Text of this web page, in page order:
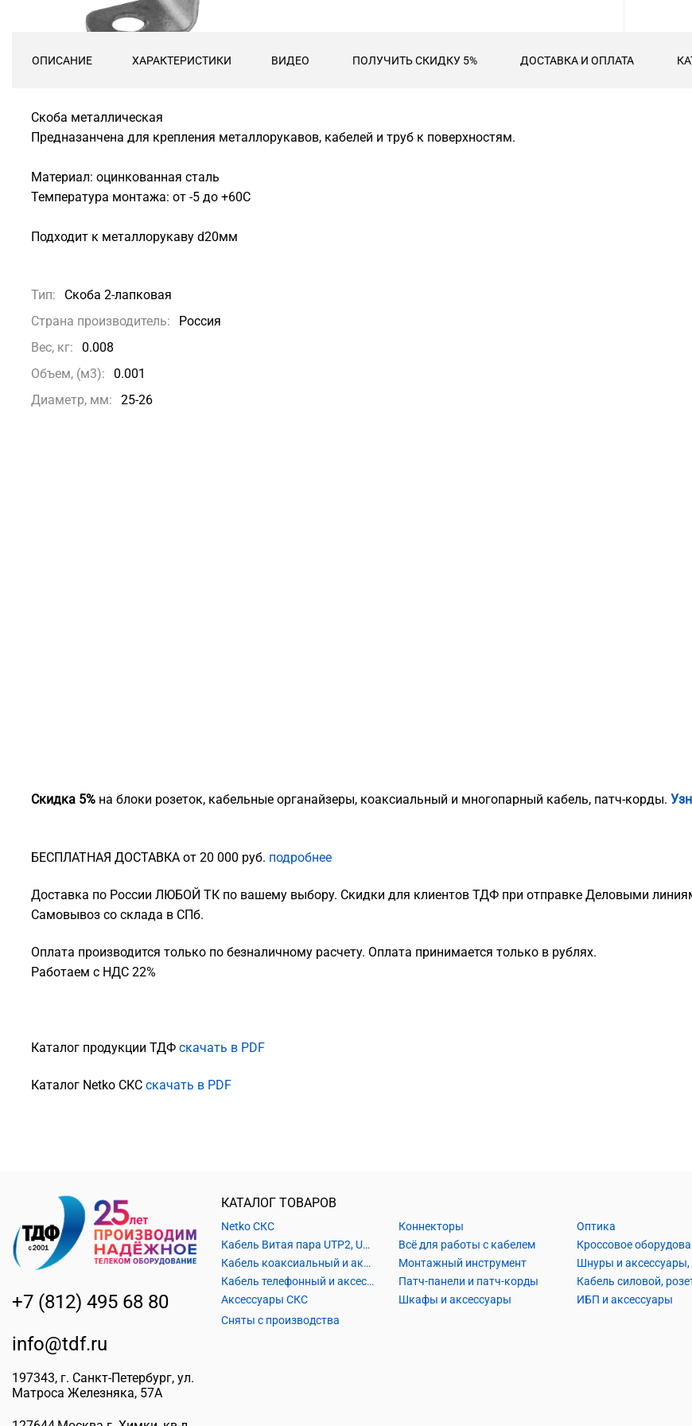
ОПИСАНИЕ ХАРАКТЕРИСТИКИ ВИДЕО ПОЛУЧИТЬ СКИДКУ 5% ДОСТАВКА И ОПЛАТА
Скоба металлическая
Предназанчена для крепления металлорукавов, кабелей и труб к поверхностям.
Материал: оцинкованная сталь
Температура монтажа: от -5 до +60С
Подходит к металлорукаву d20мм
Тип:
Скоба 2-лапковая
Страна производитель:
Россия
Вес, кг:
0.008
Объем, (м3):
0.001
Диаметр, мм:
25-26
Скидка 5% на блоки розеток, кабельные органайзеры, коаксиальный и многопарный кабель, патч-корды.
БЕСПЛАТНАЯ ДОСТАВКА от 20 000 руб. подробнее
Доставка по России ЛЮБОЙ ТК по вашему выбору. Скидки для клиентов ТДФ при отправке Деловыми
Самовывоз со склада в СПб.
Оплата производится только по безналичному расчету. Оплата принимается только в рублях.
Работаем с НДС 22%
Каталог продукции ТДФ скачать в PDF
Каталог Netko СКС скачать в PDF
+7 (812) 495 68 80
info@tdf.ru
197343, г. Санкт-Петербург, ул.
Матроса Железняка, 57A
КАТАЛОГ ТОВАРОВ
Netko СКС
Кабель Витая пара UTP2, UTP4, FTP2, FTP4
Кабель коаксиальный и аксессуары
Кабель телефонный и аксессуары
Аксессуары СКС
Коннекторы
Всё для работы с кабелем
Монтажный инструмент
Патч-панели и патч-корды
Шкафы и аксессуары
Оптика
Кроссовое
ИБП и аксессуары
Сняты с производства